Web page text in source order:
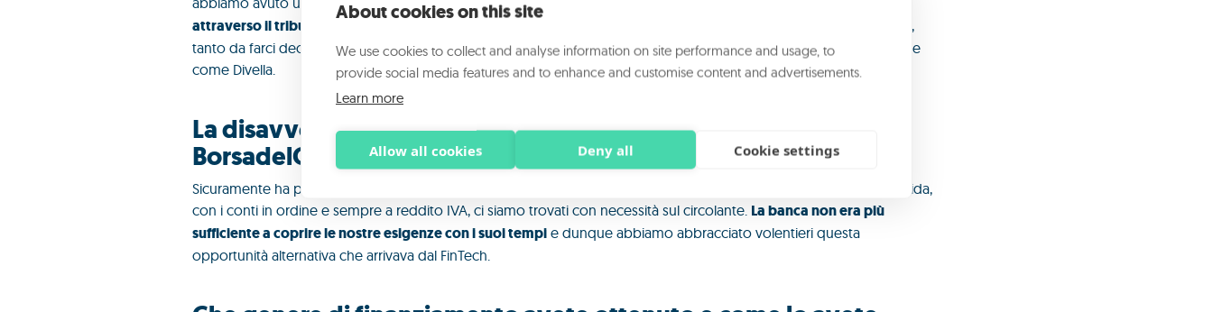
attraverso il tribunale solo parte della liquidità su cui eravamo esposti
ma è stato per noi davvero problematico,
tanto da farci decidere di concentrarci per ora solo sul mercato locale. Tra i nostri clienti ci sono anche aziende note
come Divella.
La disavventura americana vi ha spinto in qualche modo verso
BorsadelCredito.it?
Sicuramente ha pesato. Perché ci siamo ritrovati con uno scoperto importante e, nonostante siamo un’azienda solida,
con i conti in ordine e sempre a reddito IVA, ci siamo trovati con necessità sul circolante. La banca non era più
sufficiente a coprire le nostre esigenze con i suoi tempi e dunque abbiamo abbracciato volentieri questa
opportunità alternativa che arrivava dal FinTech.
About cookies on this site
We use cookies to collect and analyse information on site performance and usage, to
provide social media features and to enhance and customise content and advertisements.
Learn more
Allow all cookies Deny all Cookie settings